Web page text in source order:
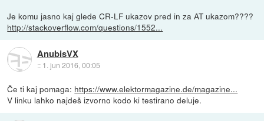
Je komu jasno kaj glede CR-LF ukazov pred in za AT ukazom????
http://stackoverflow.com/questions/1552...
AnubisVX
:: 1. jun 2016, 00:05
Če ti kaj pomaga: https://www.elektormagazine.de/magazine...
V linku lahko najdeš izvorno kodo ki testirano deluje.